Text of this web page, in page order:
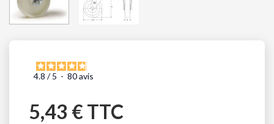
4.8 / 5 - 80avis
5,43 € TTC